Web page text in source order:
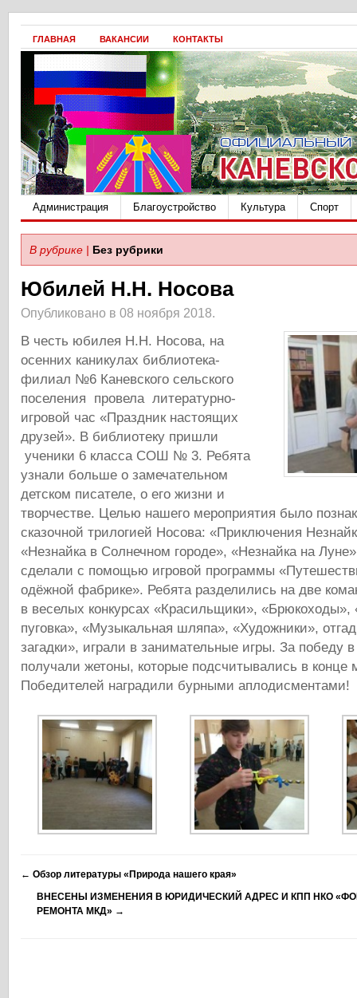
ГЛАВНАЯ ВАКАНСИИ КОНТАКТЫ
Администрация Благоустройство Культура Спорт
В рубрике | Без рубрики
Юбилей Н.Н. Носова
Опубликовано в 08 ноября 2018.
В честь юбилея Н.Н. Носова, на
осенних каникулах библиотека-
филиал №6 Каневского сельского
поселения провела литературно-
игровой час «Праздник настоящих
друзей». В библиотеку пришли
ученики 6 класса СОШ № 3. Ребята
узнали больше о замечательном
детском писателе, о его жизни и
творчестве. Целью нашего мероприятия было
сказочной трилогией Носова: «Приключения
«Незнайка в Солнечном городе», «Незнайка на
сделали с помощью игровой программы
одёжной фабрике». Ребята разделились на две
в веселых конкурсах «Красильщики», «Брюкоходы»,
пуговка», «Музыкальная шляпа», «Художники»,
загадки», играли в занимательные игры. За победу
получали жетоны, которые подсчитывались в конце
Победителей наградили бурными аплодисментами!
← Обзор литературы «Природа нашего края»
ВНЕСЕНЫ ИЗМЕНЕНИЯ В ЮРИДИЧЕСКИЙ АДРЕС И КПП НКО
РЕМОНТА МКД» →